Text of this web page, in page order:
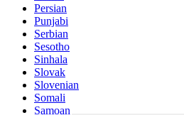
Persian
Punjabi
Serbian
Sesotho
Sinhala
Slovak
Slovenian
Somali
Samoan